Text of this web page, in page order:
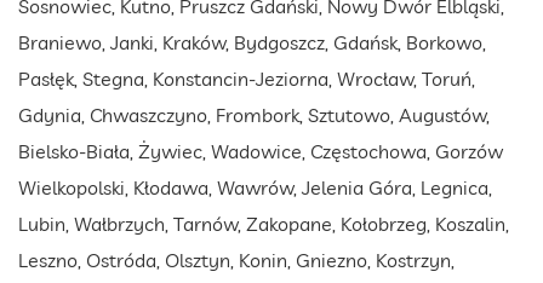
Sosnowiec, Kutno, Pruszcz Gdański, Nowy Dwór Elbląski,
Braniewo, Janki, Kraków, Bydgoszcz, Gdańsk, Borkowo,
Pasłęk, Stegna, Konstancin-Jeziorna, Wrocław, Toruń,
Gdynia, Chwaszczyno, Frombork, Sztutowo, Augustów,
Bielsko-Biała, Żywiec, Wadowice, Częstochowa, Gorzów
Wielkopolski, Kłodawa, Wawrów, Jelenia Góra, Legnica,
Lubin, Wałbrzych, Tarnów, Zakopane, Kołobrzeg, Koszalin,
Leszno, Ostróda, Olsztyn, Konin, Gniezno, Kostrzyn,